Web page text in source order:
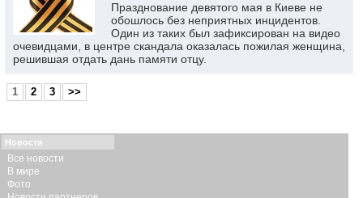
Празднование девятого мая в Киеве не
обошлось без неприятных инцидентов.
Один из таких был зафиксирован на видео
очевидцами, в центре скандала оказалась пожилая женщина,
решившая отдать дань памяти отцу.
1 2 3 >>
Новости
Все новости
В мире
Фото